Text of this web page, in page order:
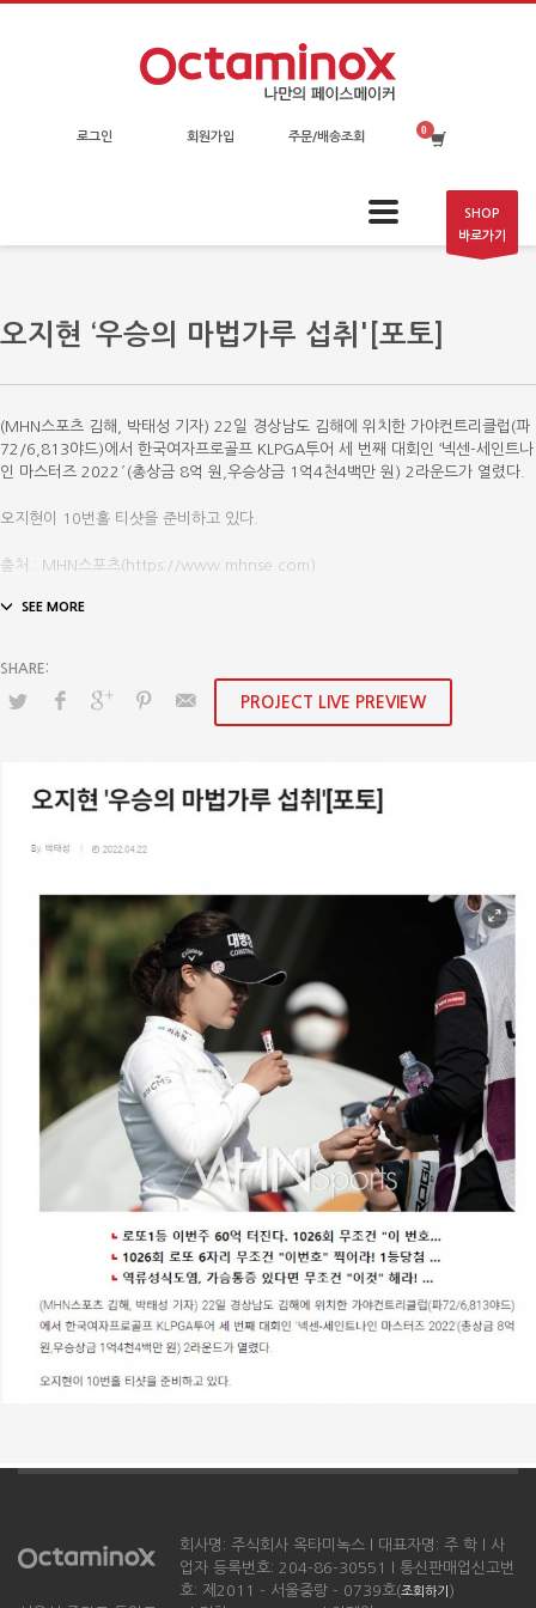
로그인 회원가입 주문/배송조회
SHOP
바로가기
오지현 ‘우승의 마법가루 섭취'[포토]
(MHN스포츠 김해, 박태성 기자) 22일 경상남도 김해에 위치한 가야컨트리클럽(파
72/6,813야드)에서 한국여자프로골프 KLPGA투어 세 번째 대회인 ‘넥센-세인트나
인 마스터즈 2022′(총상금 8억 원,우승상금 1억4천4백만 원) 2라운드가 열렸다.
오지현이 10번홀 티샷을 준비하고 있다.
출처 : MHN스포츠(https://www.mhnse.com)
PROJECT LIVE PREVIEW
회사명: 주식회사 옥타미녹스 l 대표자명: 주 학 l 사
업자 등록번호: 204-86-30551 l 통신판매업신고번
호: 제2011 - 서울중랑 - 0739호(조회하기 )